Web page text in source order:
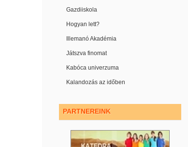
Gazdiiskola
Hogyan lett?
Illemanó Akadémia
Játszva finomat
Kabóca univerzuma
Kalandozás az időben
PARTNEREINK